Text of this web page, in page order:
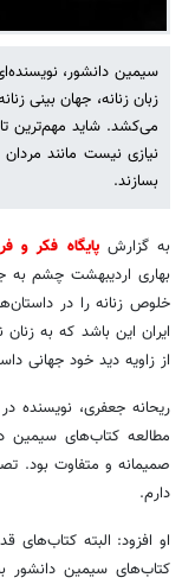
سیمین دانشور،
زبان زنانه، جهان بینی
می‌کشد. شاید مهم‌ترین
نیازی نیست مانند مردان
بسازند.
به گزارشپایگاه فکر و
بهاری اردیبهشت چشم به
خلوص زنانه را در
ایران این باشد که به
از زاویه دید خود جهانی
ریحانه جعفری، نویسنده
مطالعه کتاب‌های سیمین
صمیمانه و متفاوت بود.
دارم.
او افزود: البته کتاب‌های
کتاب‌های سیمین دانشور